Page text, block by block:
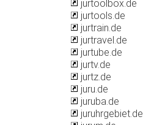
jurtoolbox.de
jurtools.de
jurtrain.de
jurtravel.de
jurtube.de
jurtv.de
jurtz.de
juru.de
juruba.de
juruhrgebiet.de